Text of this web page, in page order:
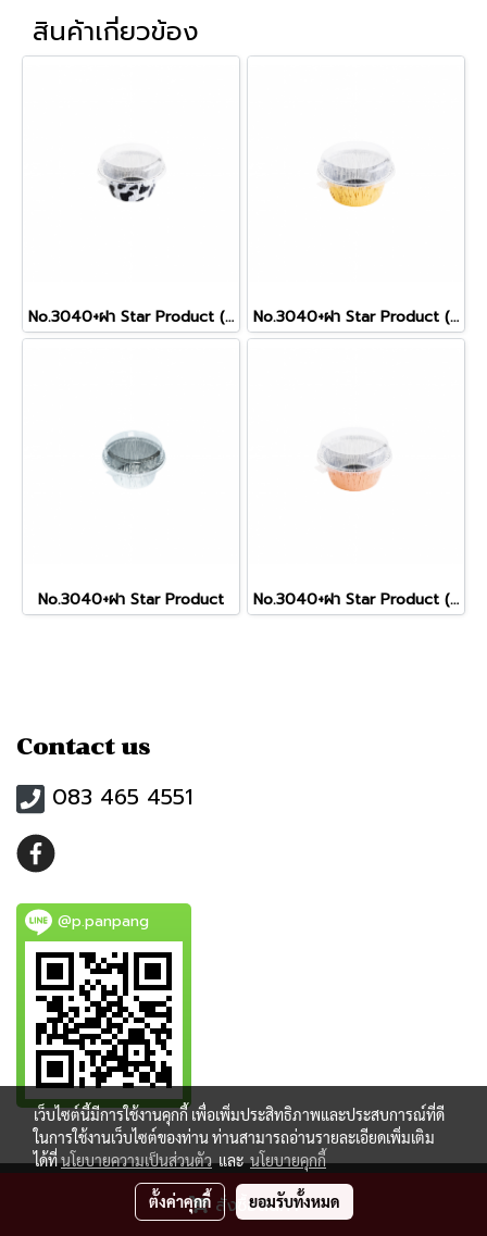
สั่งซื้อสินค้า
สินค้าเกี่ยวข้อง
No.3040+ฝา Star Product (Cow) No.3040+ฝา Star Product (Gold)
No.3040+ฝา Star Product No.3040+ฝา Star Product (RoseGold)
Contact us
083 465 4551
@p.panpang
เว็บไซต์นี้มีการใช้งานคุกกี้ เพื่อเพิ่มประสิทธิภาพและประสบการณ์ที่ดี
ในการใช้งานเว็บไซต์ของท่าน ท่านสามารถอ่านรายละเอียดเพิ่มเติม
ได้ที่นโยบายความเป็นส่วนตัวและนโยบายคุกกี้
ตั้งค่าคุกกี้ ยอมรับทั้งหมด